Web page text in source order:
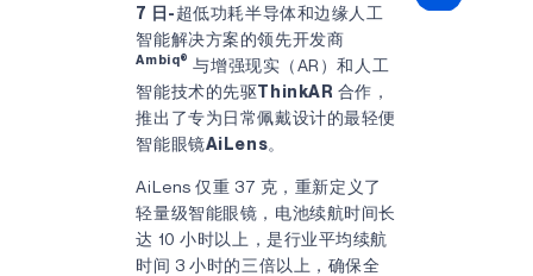
7 日-超低功耗半导体和边缘人工
智能解决方案的领先开发商
Ambiq® 与增强现实（AR）和人工
智能技术的先驱ThinkAR 合作，
推出了专为日常佩戴设计的最轻便
智能眼镜AiLens。
AiLens 仅重 37 克，重新定义了
轻量级智能眼镜，电池续航时间长
达 10 小时以上，是行业平均续航
时间 3 小时的三倍以上，确保全